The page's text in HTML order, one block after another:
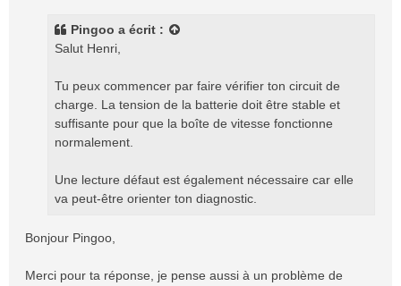
Pingoo a écrit :
Salut Henri,
Tu peux commencer par faire vérifier ton circuit de
charge. La tension de la batterie doit être stable et
suffisante pour que la boîte de vitesse fonctionne
normalement.
Une lecture défaut est également nécessaire car elle
va peut-être orienter ton diagnostic.
Bonjour Pingoo,
Merci pour ta réponse, je pense aussi à un problème de